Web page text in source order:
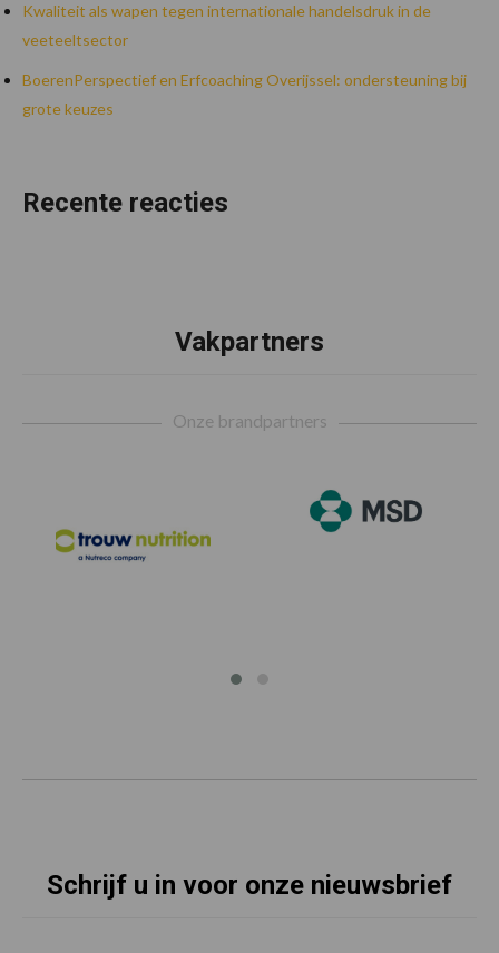
Kwaliteit als wapen tegen internationale handelsdruk in de
veeteeltsector
BoerenPerspectief en Erfcoaching Overijssel: ondersteuning bij
grote keuzes
Recente reacties
Vakpartners
Onze brandpartners
Schrijf u in voor onze nieuwsbrief